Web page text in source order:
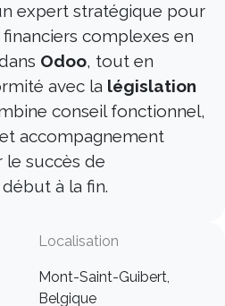
Localisation
Mont-Saint-Guibert,
Belgique
expert stratégique pour
complexes en
Odoo, tout en
avec la législation
conseil fonctionnel,
accompagnement
le succès de
à la fin.